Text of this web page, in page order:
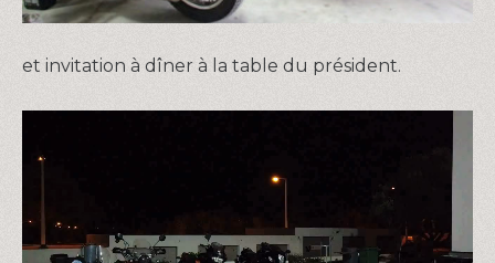
et invitation à dîner à la table du président.